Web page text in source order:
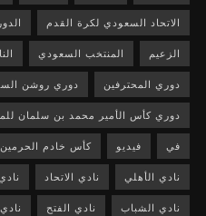
الاتحاد السعودي لكرة القدم
الزعيم المنتخب السعودي
دوري المحترفين دوري روشن
دوري كأس الأمير محمد بن سلمان
في فيديو كأس خادم
نادي الأهلي نادي الاتحاد
نادي الشباب نادي الفتح